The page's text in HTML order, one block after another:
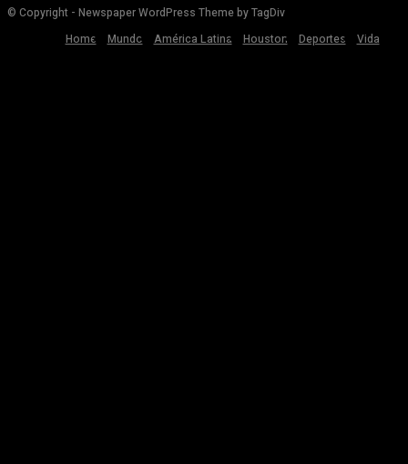
© Copyright - Newspaper WordPress Theme by TagDiv
Home
Mundo América Latina Houston Deportes Vida